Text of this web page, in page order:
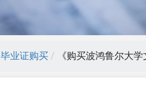
业证购买 / 《购买波鸿鲁尔大